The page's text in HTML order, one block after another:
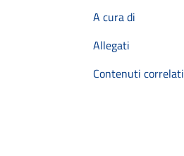
A cura di
Allegati
Contenuti correlati